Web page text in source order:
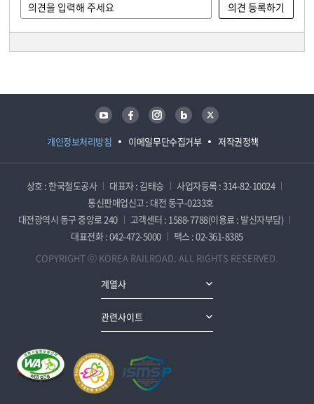
개인정보처리방침 이메일무단수집거부 저작권정책
유튜브 페이스북 인스타그램 블로그 트위터
상호 : 한국철도공사 대표자 : 김태승
사업자등록 : 314-82-10024
통신판매업신고 : 대전 동구-0233호
대전광역시 동구 중앙로 240
고객센터 : 1588-7788(이용료 : 발신자부담)
대표전화 : 042-472-5000
팩스 : 02-361-8385
COPYRIGHT ⓒ KOREA RAILROAD. ALL RIGHTS RESERVED.
계열사
관련사이트